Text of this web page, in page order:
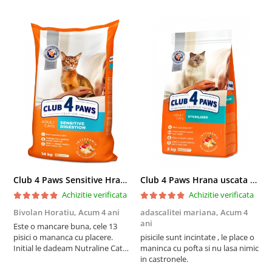
Club 4 Paws Sensitive Hrana uscata pisici adulte, 14kg
Achizitie verificata
Bivolan Horatiu, Acum 4 ani
Este o mancare buna, cele 13
pisici o mananca cu placere.
Initial le dadeam Nutraline Cat
Club 4 Paws Hrana uscata pisici sterilizate, 2kg
Achizitie verificata
adascalitei mariana, Acum 4
ani
pisicile sunt incintate , le place o
maninca cu pofta si nu lasa nimic
in castronele.